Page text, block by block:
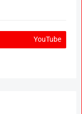
YouTube